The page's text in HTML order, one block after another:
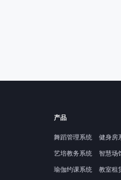
产品
舞蹈管理系统
艺培教务系统
瑜伽约课系统
健身房
智慧场
教室租